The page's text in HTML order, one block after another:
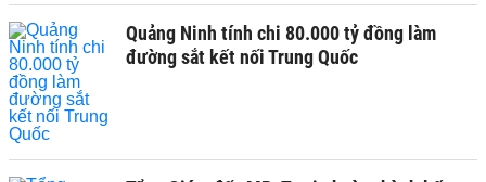
Quảng Ninh tính chi 80.000 tỷ đồng làm
đường sắt kết nối Trung Quốc